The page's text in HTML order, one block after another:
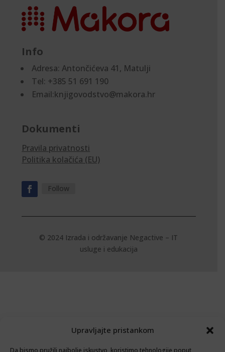
Upravljajte pristankom
Da bismo pružili najbolje iskustvo, koristimo tehnologije poput
Info
Adresa:Antončićeva 41, Matulji
Tel: +385 51 691 190
Email:knjigovodstvo@makora.hr
Dokumenti
Pravila privatnosti
Politika kolačića (EU)
Follow
© 2024 Izrada i održavanje Negactive – IT
usluge i edukacija